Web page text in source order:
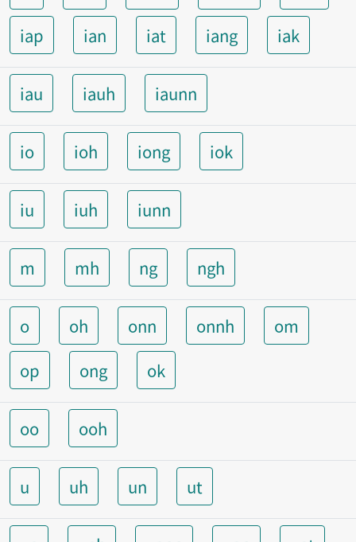
iap
ian iat iang iak
iau iauh iaunn
io ioh iong iok
iu iuh iunn
m mh ng ngh
o oh onn onnh
om
op
ong ok
oo ooh
u uh un ut